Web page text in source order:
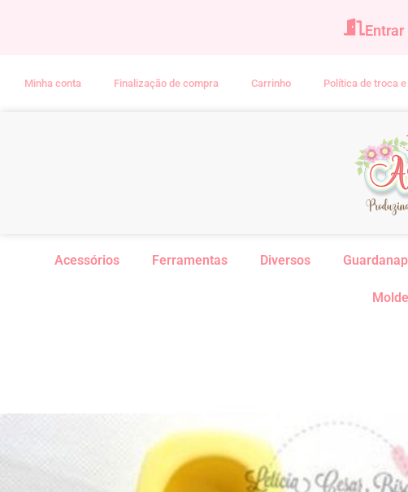
Entrar
Minha conta Finalização de compra Carrinho Política de troca
Acessórios Ferramentas Diversos